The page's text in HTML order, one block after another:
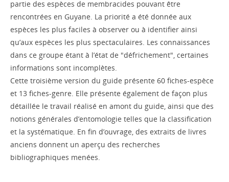
partie des espèces de membracides pouvant être
rencontrées en Guyane. La priorité a été donnée aux
espèces les plus faciles à observer ou à identifier ainsi
qu’aux espèces les plus spectaculaires. Les connaissances
dans ce groupe étant à l’état de "défrichement", certaines
informations sont incomplètes.
Cette troisième version du guide présente 60 fiches-espèce
et 13 fiches-genre. Elle présente également de façon plus
détaillée le travail réalisé en amont du guide, ainsi que des
notions générales d’entomologie telles que la classification
et la systématique. En fin d’ouvrage, des extraits de livres
anciens donnent un aperçu des recherches
bibliographiques menées.